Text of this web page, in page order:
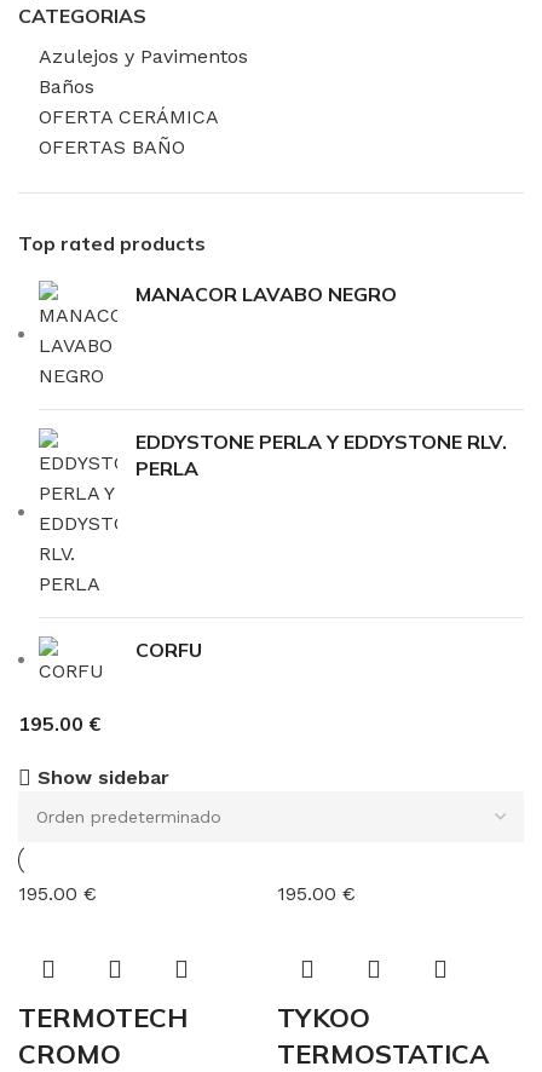
CATEGORIAS
Azulejos y Pavimentos
Baños
OFERTA CERÁMICA
OFERTAS BAÑO
Top rated products
MANACOR LAVABO NEGRO
EDDYSTONE PERLA Y EDDYSTONE RLV.
PERLA
CORFU
195.00 €
Show sidebar
195.00 €
TERMOTECH
CROMO
195.00 €
TYKOO
TERMOSTATICA